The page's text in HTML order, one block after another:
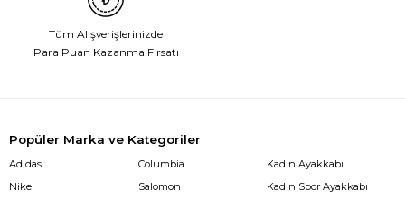
Tüm Alışverişlerinizde
Para Puan Kazanma Fırsatı
Popüler Marka ve Kategoriler
Adidas
Nike
Columbia
Salomon
Kadın Ayakkabı
Kadın Spor Ayakkabı